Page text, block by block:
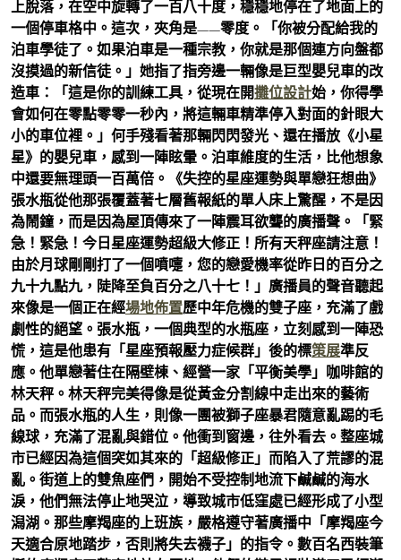
上脫落，在空中旋轉了一百八十度，穩穩地停在了地面上的
一個停車格中。這次，夾角是——零度。「你被分配給我的
泊車學徒了。如果泊車是一種宗教，你就是那個連方向盤都
沒摸過的新信徒。」她指了指旁邊一輛像是巨型嬰兒車的改
造車：「這是你的訓練工具，從現在開攤位設計始，你得學
會如何在零點零零一秒內，將這輛車精準停入對面的針眼大
小的車位裡。」何手殘看著那輛閃閃發光、還在播放《小星
星》的嬰兒車，感到一陣眩暈。泊車維度的生活，比他想象
中還要無理頭一百萬倍。《失控的星座運勢與單戀狂想曲》
張水瓶從他那張覆蓋著七層舊報紙的單人床上驚醒，不是因
為鬧鐘，而是因為屋頂傳來了一陣震耳欲聾的廣播聲。「緊
急！緊急！今日星座運勢超級大修正！所有天秤座請注意！
由於月球剛剛打了一個噴嚏，您的戀愛機率從昨日的百分之
九十九點九，陡降至負百分之八十七！」廣播員的聲音聽起
來像是一個正在經場地佈置歷中年危機的雙子座，充滿了戲
劇性的絕望。張水瓶，一個典型的水瓶座，立刻感到一陣恐
慌，這是他患有「星座預報壓力症候群」後的標策展準反
應。他單戀著住在隔壁棟、經營一家「平衡美學」咖啡館的
林天秤。林天秤完美得像是從黃金分割線中走出來的藝術
品。而張水瓶的人生，則像一團被獅子座暴君隨意亂踢的毛
線球，充滿了混亂與錯位。他衝到窗邊，往外看去。整座城
市已經因為這個突如其來的「超級修正」而陷入了荒謬的混
亂。街道上的雙魚座們，開始不受控制地流下鹹鹹的海水
淚，他們無法停止地哭泣，導致城市低窪處已經形成了小型
潟湖。那些摩羯座的上班族，嚴格遵守著廣播中「摩羯座今
天適合原地踏步，否則將失去襪子」的指令。數百名西裝筆